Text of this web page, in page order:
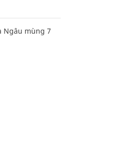
Ngâu mùng 7